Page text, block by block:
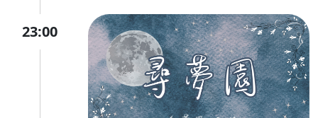
23:00